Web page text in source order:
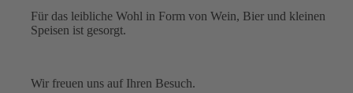
Für das leibliche Wohl in Form von Wein, Bier und kleinen
Speisen ist gesorgt.
Wir freuen uns auf Ihren Besuch.